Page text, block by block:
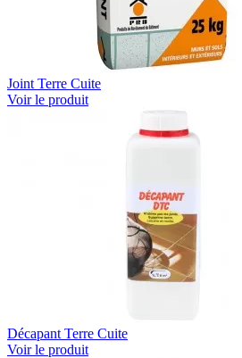
Joint Terre Cuite
Voir le produit
Décapant Terre Cuite
Voir le produit